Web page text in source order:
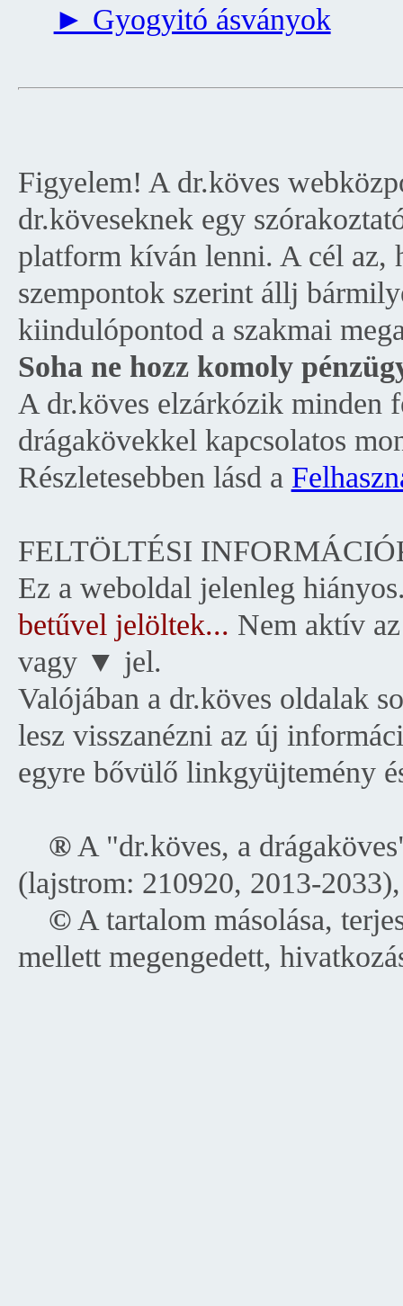
► Gyogyitó ásványok
Figyelem! A dr.köves
dr.köveseknek egy
platform kíván lenni. A cél az,
szempontok szerint állj
kiindulópontod a szakmai
Soha ne hozz komoly
A dr.köves elzárkózik minden
drágakövekkel kapcsolatos
Részletesebben lásd a
FELTÖLTÉSI
Ez a weboldal jelenleg
betűvel jelöltek... Nem aktív
vagy ▼ jel.
Valójában a dr.köves oldalak
lesz visszanézni az új
egyre bővülő linkgyüjtemény
®A "dr.köves, a
(lajstrom: 210920, 2013-
©A tartalom másolása,
mellett megengedett,